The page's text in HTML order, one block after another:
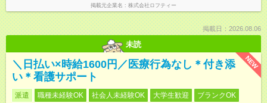
掲載元企業名 株式会社ロフティー
掲載日：2026.08.06
未読
NEW
＼日払い×時給1600円／医療行為なし＊付き添
い＊看護サポート
派遣 職種未経験OK 社会人未経験OK 大学生歓迎
ブランクOK